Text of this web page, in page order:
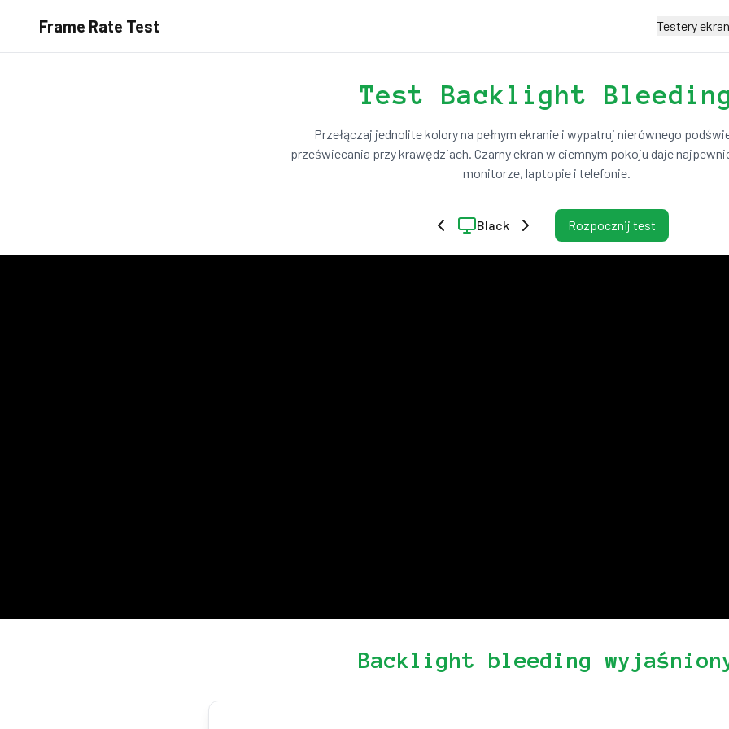
Frame Rate Test Testery
Test Backlight
Przełączaj jednolite kolory na pełnym ekranie i wypatruj nierównego
przeświecania przy krawędziach. Czarny ekran w ciemnym pokoju daje
monitorze, laptopie i telefonie.
Black Rozpocznij test
Backlight bleeding